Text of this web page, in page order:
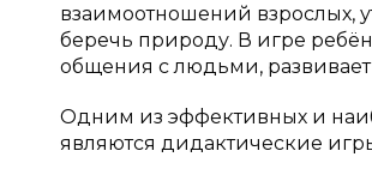
взаимоотношений взрослых,
беречь природу. В игре
общения с людьми,
Одним из эффективных и
являются дидактические